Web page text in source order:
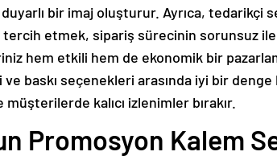
bir imaj oluşturur. Ayrıca, tedarikçi
tercih etmek, sipariş sürecinin sorunsuz
hem etkili hem de ekonomik bir
baskı seçenekleri arasında iyi bir
müşterilerde kalıcı izlenimler bırakır.
Promosyon Kalem